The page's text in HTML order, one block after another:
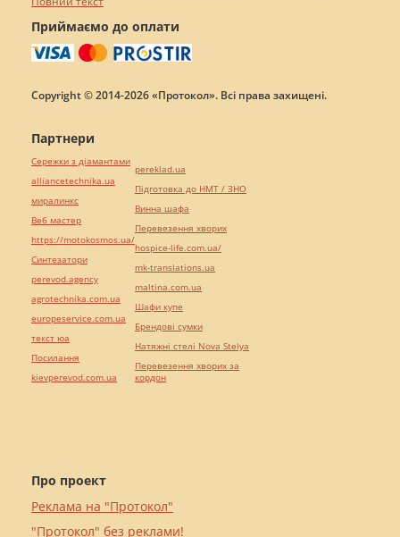
Приймаємо до оплати
Copyright © 2014-2026 «Протокол». Всі права захищені.
Про проект
Реклама на "Протокол"
"Протокол" без реклами!
Партнери
Сережки з діамантами
alliancetechnika.ua
миралинкс
Веб мастер
https://motokosmos.ua/
Синтезатори
perevod.agency
agrotechnika.com.ua
europeservice.com.ua
текст юа
Посилання
kievperevod.com.ua
pereklad.ua
Підготовка до НМТ / ЗНО
Винна шафа
Перевезення хворих
hospice-life.com.ua/
mk-translations.ua
maltina.com.ua
Шафи купе
Брендові сумки
Натяжні стелі Nova Stelya
Перевезення хворих за
кордон